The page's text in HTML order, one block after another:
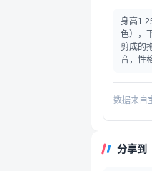
身高
色），
剪成的
音，性
数据来自
分享到